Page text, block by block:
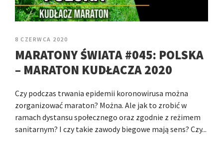
8 CZERWCA 2020
MARATONY ŚWIATA #045: POLSKA
– MARATON KUDŁACZA 2020
Czy podczas trwania epidemii koronowirusa można
zorganizować maraton? Można. Ale jak to zrobić w
ramach dystansu społecznego oraz zgodnie z reżimem
sanitarnym? I czy takie zawody biegowe mają sens? Czy...